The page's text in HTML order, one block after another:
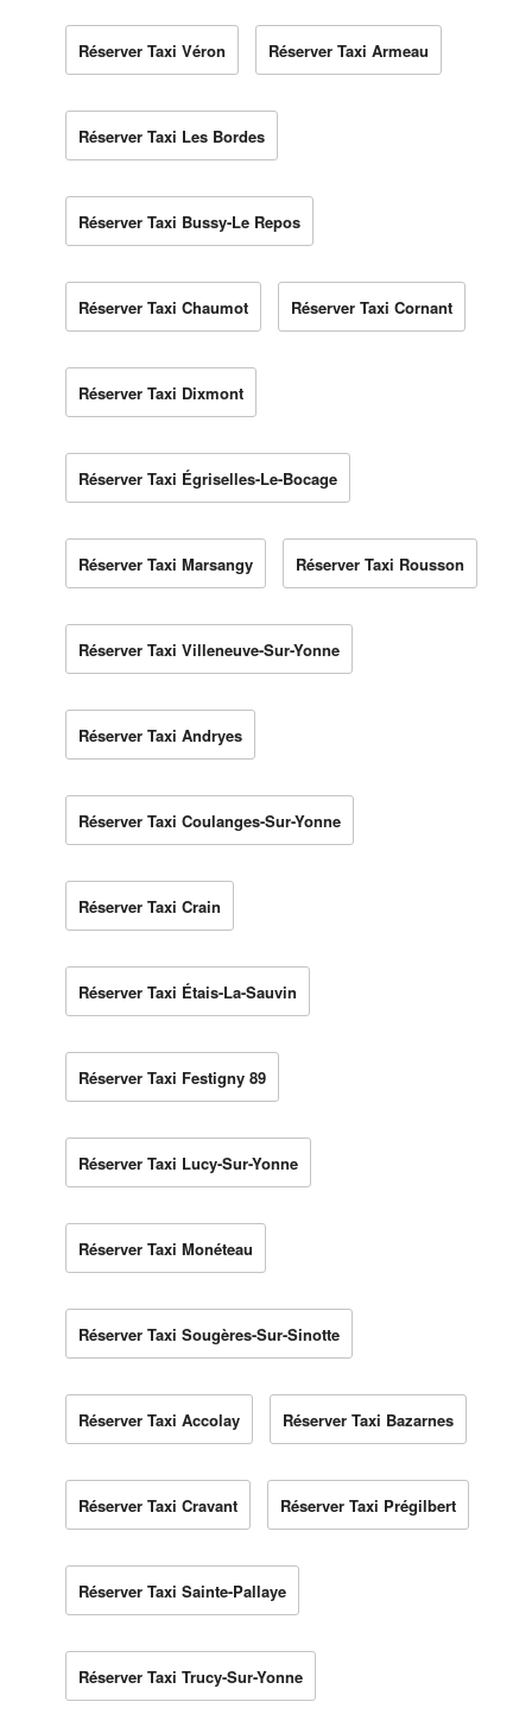
Réserver Taxi Véron Réserver Taxi Armeau
Réserver Taxi Les Bordes
Réserver Taxi Bussy-Le Repos
Réserver Taxi Chaumot Réserver Taxi Cornant
Réserver Taxi Dixmont
Réserver Taxi Égriselles-Le-Bocage
Réserver Taxi Marsangy Réserver Taxi Rousson
Réserver Taxi Villeneuve-Sur-Yonne
Réserver Taxi Andryes
Réserver Taxi Coulanges-Sur-Yonne
Réserver Taxi Crain
Réserver Taxi Étais-La-Sauvin
Réserver Taxi Festigny 89
Réserver Taxi Lucy-Sur-Yonne
Réserver Taxi Monéteau
Réserver Taxi Sougères-Sur-Sinotte
Réserver Taxi Accolay Réserver Taxi Bazarnes
Réserver Taxi Cravant Réserver Taxi Prégilbert
Réserver Taxi Sainte-Pallaye
Réserver Taxi Trucy-Sur-Yonne